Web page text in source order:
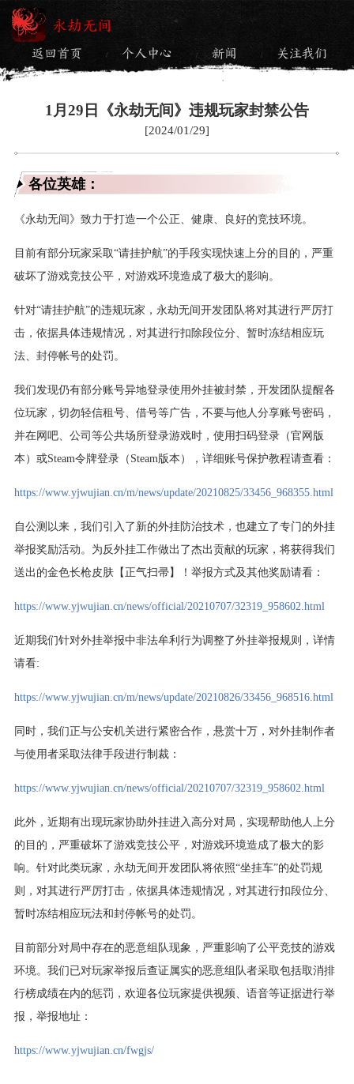
永劫无间
返回首页 / 个人中心 / 新闻 / 关注我们
1月29日《永劫无间》违规玩家封禁公告
[2024/01/29]
各位英雄：
《永劫无间》致力于打造一个公正、健康、良好的竞技环境。
目前有部分玩家采取“请挂护航”的手段实现快速上分的目的，严重
破坏了游戏竞技公平，对游戏环境造成了极大的影响。
针对“请挂护航”的违规玩家，永劫无间开发团队将对其进行严厉打
击，依据具体违规情况，对其进行扣除段位分、暂时冻结相应玩
法、封停帐号的处罚。
我们发现仍有部分账号异地登录使用外挂被封禁，开发团队提醒各
位玩家，切勿轻信租号、借号等广告，不要与他人分享账号密码，
并在网吧、公司等公共场所登录游戏时，使用扫码登录（官网版
本）或Steam令牌登录（Steam版本），详细账号保护教程请查看：
https://www.yjwujian.cn/m/news/update/20210825/33456_968355.html
自公测以来，我们引入了新的外挂防治技术，也建立了专门的外挂
举报奖励活动。为反外挂工作做出了杰出贡献的玩家，将获得我们
送出的金色长枪皮肤【正气扫帚】！举报方式及其他奖励请看：
https://www.yjwujian.cn/news/official/20210707/32319_958602.html
近期我们针对外挂举报中非法牟利行为调整了外挂举报规则，详情
请看:
https://www.yjwujian.cn/m/news/update/20210826/33456_968516.html
同时，我们正与公安机关进行紧密合作，悬赏十万，对外挂制作者
与使用者采取法律手段进行制裁：
https://www.yjwujian.cn/news/official/20210707/32319_958602.html
此外，近期有出现玩家协助外挂进入高分对局，实现帮助他人上分
的目的，严重破坏了游戏竞技公平，对游戏环境造成了极大的影
响。针对此类玩家，永劫无间开发团队将依照“坐挂车”的处罚规
则，对其进行严厉打击，依据具体违规情况，对其进行扣段位分、
暂时冻结相应玩法和封停帐号的处罚。
目前部分对局中存在的恶意组队现象，严重影响了公平竞技的游戏
环境。我们已对玩家举报后查证属实的恶意组队者采取包括取消排
行榜成绩在内的惩罚，欢迎各位玩家提供视频、语音等证据进行举
报，举报地址：
https://www.yjwujian.cn/fwgjs/